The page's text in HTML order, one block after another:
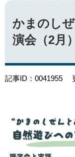
本
文
かまのし
演会（2月
記事ID：0041955